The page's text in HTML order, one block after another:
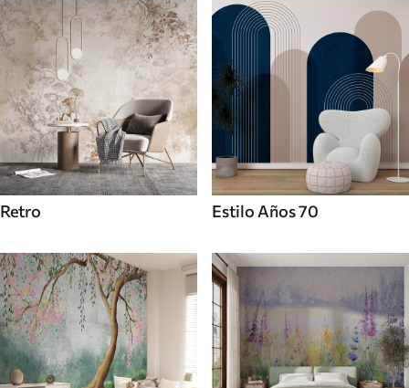
Retro Estilo Años 70